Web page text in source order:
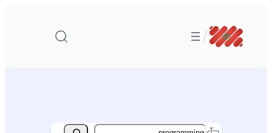
المحتوى
/
Search